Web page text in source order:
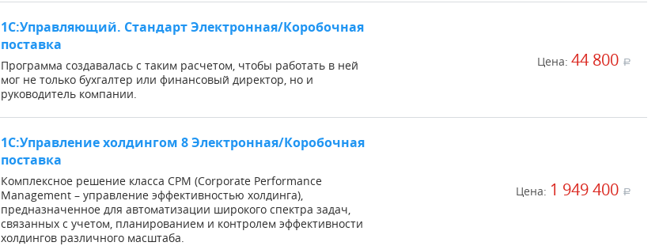
1С:Управляющий. Стандарт Электронная/Коробочная
поставка
Программа создавалась с таким расчетом, чтобы работать в ней
мог не только бухгалтер или финансовый директор, но и
руководитель компании.
Цена: 44 800 a
1С:Управление холдингом 8 Электронная/Коробочная
поставка
Комплексное решение класса CPM (Corporate Performance
Management – управление эффективностью холдинга),
предназначенное для автоматизации широкого спектра задач,
связанных с учетом, планированием и контролем эффективности
холдингов различного масштаба.
Цена: 1 949 400 a